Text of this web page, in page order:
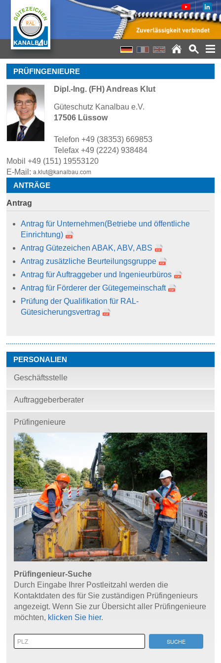
PRÜFINGENIEURE
Dipl.-Ing. (FH) Andreas Klut
Güteschutz Kanalbau e.V.
17506 Lüssow
Telefon +49 (38353) 669853
Telefax +49 (2224) 938484
Mobil +49 (151) 19553120
E-Mail:
ANTRÄGE
Antrag
Antrag für Unternehmen(Betriebe und öffentliche
Einrichtung)
Antrag Gütezeichen ABAK, ABV, ABS
Antrag zusätzliche Beurteilungsgruppe
Antrag für Auftraggeber und Ingenieurbüros
Antrag für Förderer der Gütegemeinschaft
Prüfung der Qualifikation für RAL-
Gütesicherungsvertrag
PERSONALIEN
Geschäftsstelle
Auftraggeberberater
Prüfingenieure
Prüfingenieur-Suche
Durch Eingabe Ihrer Postleitzahl werden die
Kontaktdaten des für Sie zuständigen Prüfingenieurs
angezeigt. Wenn Sie zur Übersicht aller Prüfingenieure
möchten, klicken Sie hier.
SUCHE